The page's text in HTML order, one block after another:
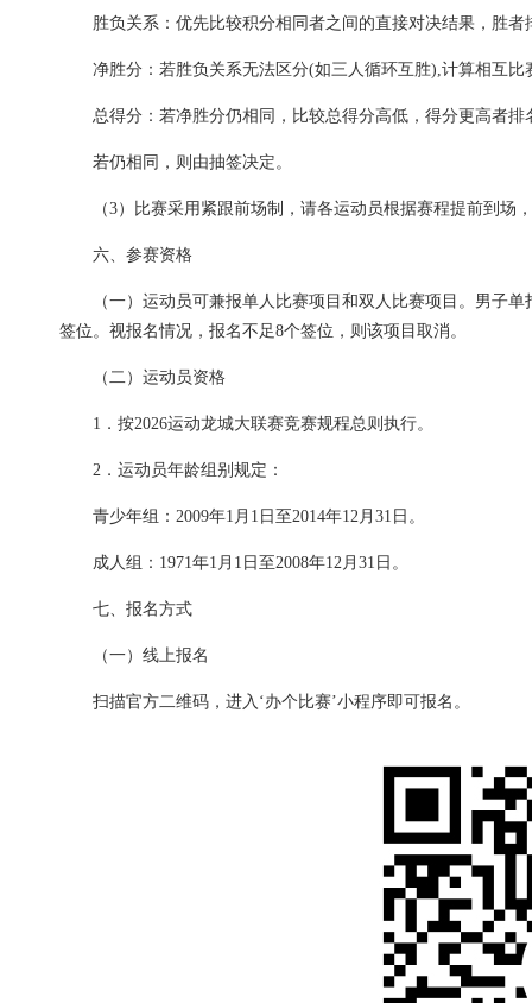
胜负关系：优先比较积分相同者之间的直接对决结果，胜者
净胜分：若胜负关系无法区分(如三人循环互胜),计算相互
总得分：若净胜分仍相同，比较总得分高低，得分更高者排
若仍相同，则由抽签决定。
（3）比赛采用紧跟前场制，请各运动员根据赛程提前到场
六、参赛资格
（一）运动员可兼报单人比赛项目和双人比赛项目。男子
签位。视报名情况，报名不足8个签位，则该项目取消。
（二）运动员资格
1．按2026运动龙城大联赛竞赛规程总则执行。
2．运动员年龄组别规定：
青少年组：2009年1月1日至2014年12月31日。
成人组：1971年1月1日至2008年12月31日。
七、报名方式
（一）线上报名
扫描官方二维码，进入‘办个比赛’小程序即可报名。